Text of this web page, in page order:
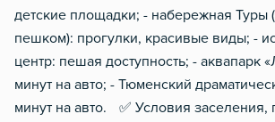
детские площадки; - набережная Туры
пешком): прогулки, красивые виды; -
центр: пешая доступность; - аквапарк
минут на авто; - Тюменский
минут на авто. ✅ Условия заселения,